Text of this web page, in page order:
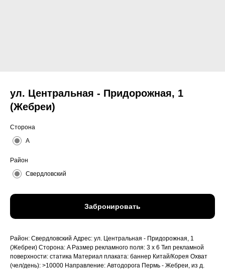
ул. Центральная - Придорожная, 1
(Жебреи)
Сторона
A
Район
Свердловский
Забронировать
Район: Свердловский Адрес: ул. Центральная - Придорожная, 1
(Жебреи) Сторона: A Размер рекламного поля: 3 x 6 Тип рекламной
поверхности: статика Материал плаката: баннер Китай/Корея Охват
(чел/день): >10000 Направление: Автодорога Пермь - Жебреи, из д.